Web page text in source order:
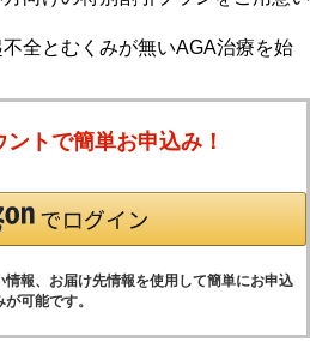
トで簡単お申込み！
報、お届け先情報を使用して簡単にお申込
が可能です。